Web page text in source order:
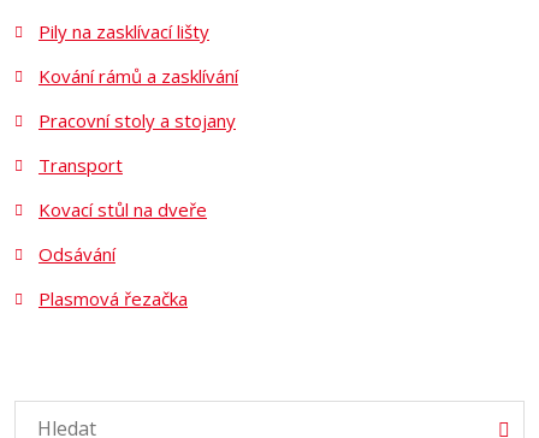
Pily na zasklívací lišty
Kování rámů a zasklívání
Pracovní stoly a stojany
Transport
Kovací stůl na dveře
Odsávání
Plasmová řezačka
Vyhledávání